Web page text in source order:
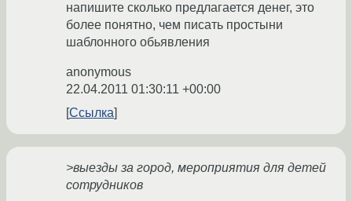
напишите сколько предлагается денег, это
более понятно, чем писать простыни
шаблонного обьявления
anonymous
22.04.2011 01:30:11 +00:00
Ссылка
>выезды за город, мероприятия для детей
сотрудников